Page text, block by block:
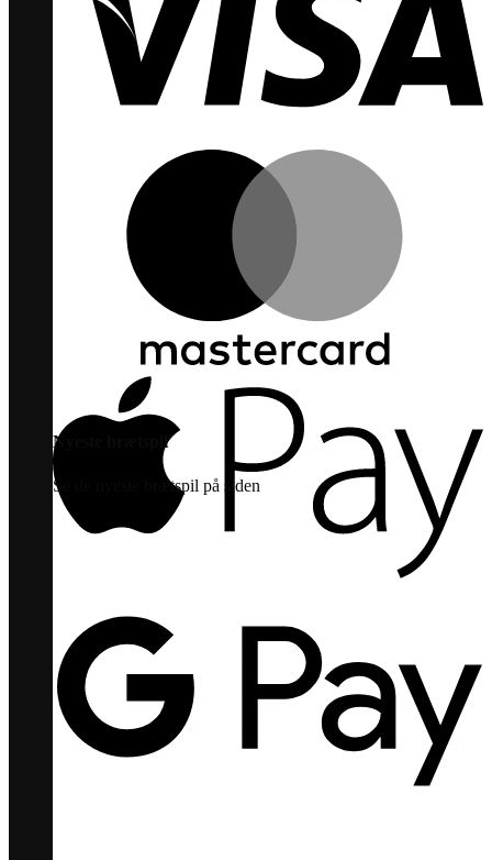
Nyeste brætspil
Se de nyeste brætspil på siden